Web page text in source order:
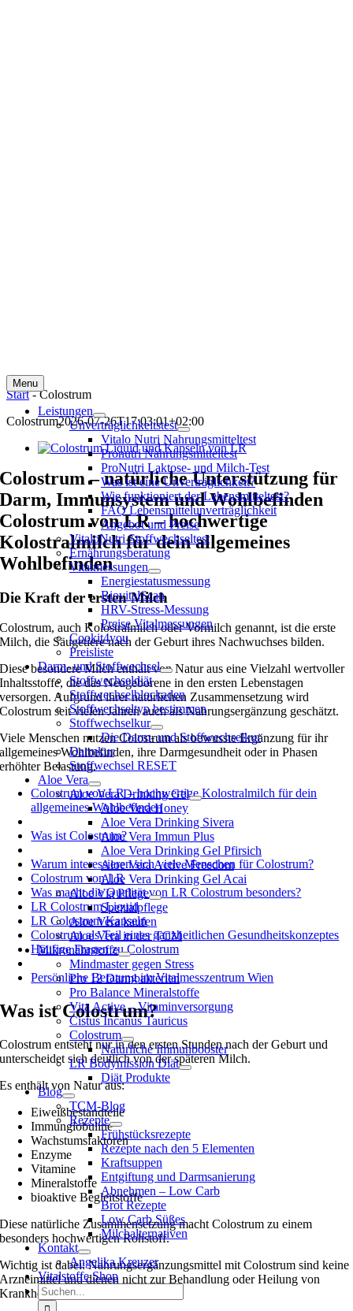
Menu
Leistungen
Unverträglichkeitstest
Vitalo Nutri Nahrungsmitteltest
Pronutri Nahrungsmitteltest
ProNutri Laktose- und Milch-Test
Was ist eine Unverträglichkeit?
Wie funktioniert der Lebensmitteltest?
FAQ Lebensmittelunverträglichkeit
Angebot und Preise
VitaloNutri Stoffwechseltest
Ernährungsberatung
Vitalmessungen
Energiestatusmessung
BiovitalScan
HRV-Stress-Messung
Preise Vitalmessungen
Cookit4you
Preisliste
Darm- und Stoffwechsel
Stoffwechseldiät
Stoffwechselblockaden
Stoffwechseltyp bestimmen
Stoffwechselkur
Die Darm- und Stoffwechselkur
Darmkur
Stoffwechsel RESET
Aloe Vera
Aloe Vera Drinking Gel
Aloe Vera Honey
Aloe Vera Drinking Sivera
Aloe Vera Immun Plus
Aloe Vera Drinking Gel Pfirsich
Aloe Vera Active Freedom
Aloe Vera Drinking Gel Acai
Aloe Via Pflege
Spezialpflege
Aloe Vera kaufen
Aloe Vera in der TCM
Mikronährstoffe
Mindmaster gegen Stress
Pro 12 Darmbakterien
Pro Balance Mineralstoffe
Vita Active – Vitaminversorgung
Cistus Incanus Tauricus
Colostrum
Natürliche Immunbooster
LR Bodymission Diät
Diät Produkte
Blog
TCM-Blog
Rezepte
Frühstücksrezepte
Rezepte nach den 5 Elementen
Kraftsuppen
Entgiftung und Darmsanierung
Abnehmen – Low Carb
Brot Rezepte
Low Carb Süßes
Milchalternativen
Kontakt
Angelika Kreuzer
Vitalstoffe Shop
Suche
nach:
Start-Colostrum
Colostrum2026-07-26T17:03:01+02:00
Colostrum – natürliche Unterstützung für
Darm, Immunsystem und Wohlbefinden
Colostrum von LR – hochwertige
Kolostralmilch für dein allgemeines
Wohlbefinden
Die Kraft der ersten Milch
Colostrum, auch Kolostralmilch oder Vormilch genannt, ist die erste
Milch, die Säugetiere nach der Geburt ihres Nachwuchses bilden.
Diese besondere Milch enthält von Natur aus eine Vielzahl wertvoller
Inhaltsstoffe, die das Neugeborene in den ersten Lebenstagen
versorgen. Aufgrund ihrer natürlichen Zusammensetzung wird
Colostrum seit vielen Jahren auch als Nahrungsergänzung geschätzt.
Viele Menschen nutzen Colostrum als bewusste Ergänzung für ihr
allgemeines Wohlbefinden, ihre Darmgesundheit oder in Phasen
erhöhter Belastung.
Colostrum von LR – hochwertige Kolostralmilch für dein
allgemeines Wohlbefinden
Was ist Colostrum?
Warum interessieren sich viele Menschen für Colostrum?
Colostrum von LR
Was macht die Qualität von LR Colostrum besonders?
LR Colostrum Liquid
LR Colostrum Kapseln
Colostrum als Teil eines ganzheitlichen Gesundheitskonzeptes
Häufige Fragen zu Colostrum
Persönliche Beratung im Vitalmesszentrum Wien
Was ist Colostrum?
Colostrum entsteht nur in den ersten Stunden nach der Geburt und
unterscheidet sich deutlich von der späteren Milch.
Es enthält von Natur aus:
Eiweißbestandteile
Immunglobuline
Wachstumsfaktoren
Enzyme
Vitamine
Mineralstoffe
bioaktive Begleitstoffe
Diese natürliche Zusammensetzung macht Colostrum zu einem
besonders hochwertigen Rohstoff.
Wichtig ist dabei: Nahrungsergänzungsmittel mit Colostrum sind keine
Arzneimittel und dienen nicht zur Behandlung oder Heilung von
Krankheiten.